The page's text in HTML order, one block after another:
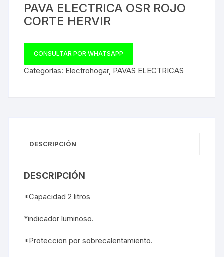
PAVA ELECTRICA OSR ROJO
CORTE HERVIR
CONSULTAR POR WHATSAPP
Categorías: Electrohogar, PAVAS ELECTRICAS
DESCRIPCIÓN
DESCRIPCIÓN
*Capacidad 2 litros
*indicador luminoso.
*Proteccion por sobrecalentamiento.